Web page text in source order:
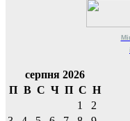
серпня 2026
П В С Ч П С Н
1
2